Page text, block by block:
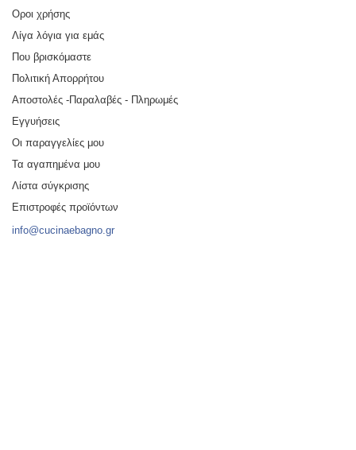
Οροι χρήσης
Λίγα λόγια για εμάς
Που βρισκόμαστε
Πολιτική Απορρήτου
Αποστολές -Παραλαβές - Πληρωμές
Εγγυήσεις
Οι παραγγελίες μου
Τα αγαπημένα μου
Λίστα σύγκρισης
Επιστροφές προϊόντων
info@cucinaebagno.gr